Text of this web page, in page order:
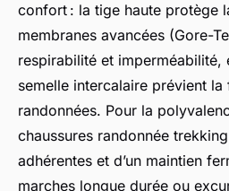
confort : la tige haute protège
membranes avancées (Gore-
respirabilité et imperméabilité,
semelle intercalaire prévient
randonnées. Pour la
chaussures randonnée
adhérentes et d’un maintien
marches longue durée ou